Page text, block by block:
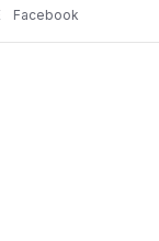
Facebook